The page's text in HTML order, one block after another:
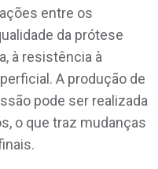
entre os
da prótese
à resistência à
A produção de
pode ser realizada
o que traz mudanças